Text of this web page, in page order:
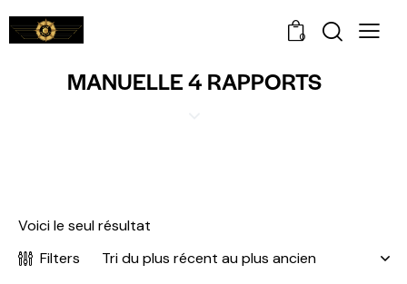
0
MANUELLE 4 RAPPORTS
Voici le seul résultat
Filters